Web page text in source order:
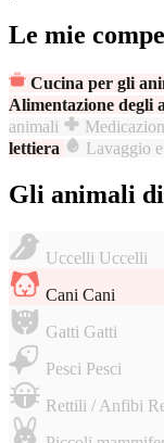
Le mie
Cucina per gli
Alimentazione degli
animali
lettiera
Lavaggio
Gli animali
Uccelli Uccelli
Cani Cani
Gatti Gatti
Pesci Pesci
Rettili / Anfibi